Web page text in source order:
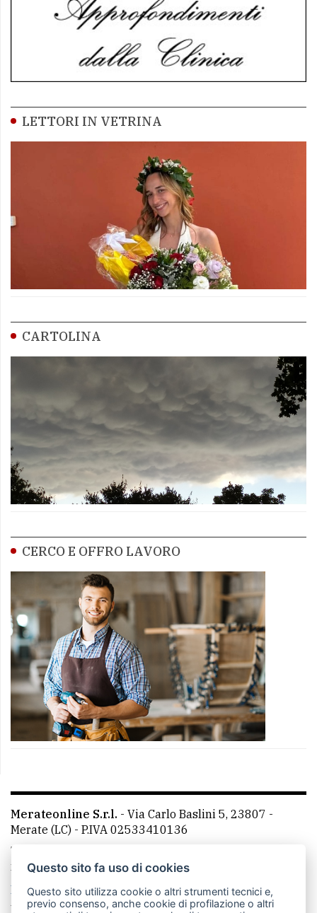
LETTORI IN VETRINA
CARTOLINA
CERCO E OFFRO LAVORO
Merateonline S.r.l. - Via Carlo Baslini 5, 23807 -
Merate (LC) - P.IVA 02533410136
Telefono:
mail: redazione@merateonline.it
La redazione
CasateOnline LeccoOnline
RSS
Made by VIP
Questo sito fa uso di cookies
Questo sito utilizza cookie o altri strumenti tecnici e,
previo consenso, anche cookie di profilazione o altri